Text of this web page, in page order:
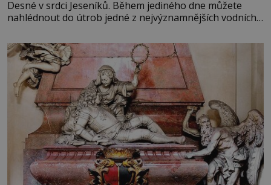
Desné v srdci Jeseníků. Během jediného dne můžete
nahlédnout do útrob jedné z nejvýznamnějších vodních
se na koloběžce a den zakončit poznáváním památek ve
Velkých Losinách nebo v termálním